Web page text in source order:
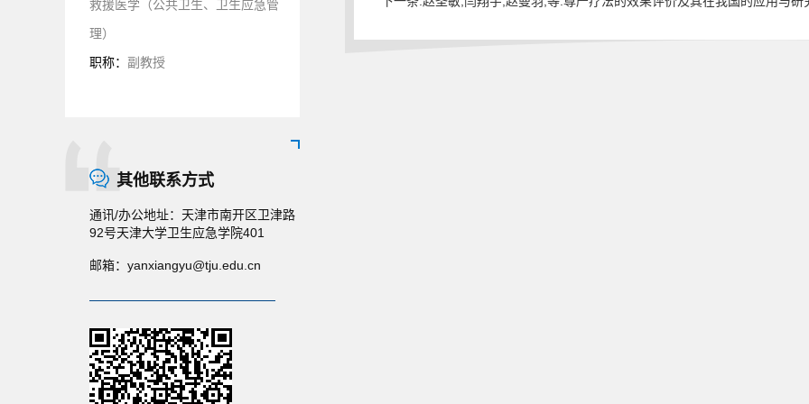
救援医学（公共卫生、卫生应急管
理）
职称： 副教授
其他联系方式
通讯/办公地址： 天津市南开区卫津路
92号天津大学卫生应急学院401
邮箱： yanxiangyu@tju.edu.cn